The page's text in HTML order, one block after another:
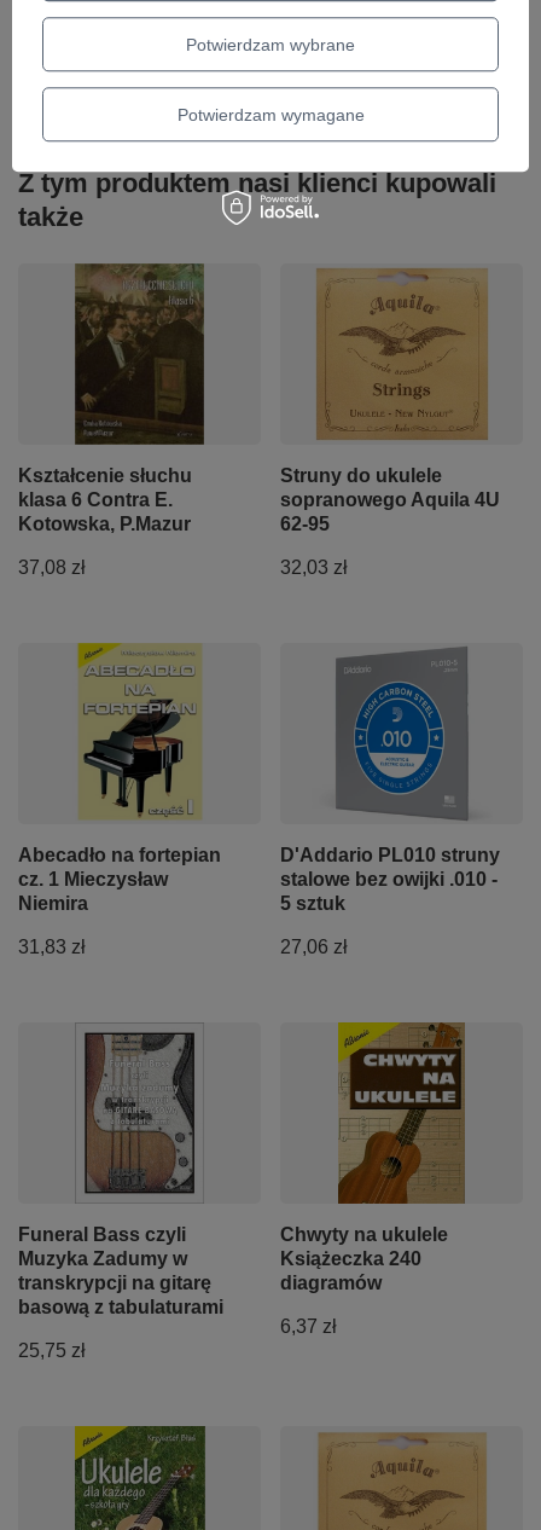
Wyślij opinię
Z tym produktem nasi klienci kupowali
także
Kształcenie słuchu
klasa 6 Contra E.
Kotowska, P.Mazur
37,08 zł
Struny do ukulele
sopranowego Aquila 4U
62-95
32,03 zł
Abecadło na fortepian
cz. 1 Mieczysław
Niemira
31,83 zł
D'Addario PL010 struny
stalowe bez owijki .010 -
5 sztuk
27,06 zł
Funeral Bass czyli
Muzyka Zadumy w
transkrypcji na gitarę
basową z tabulaturami
25,75 zł
Chwyty na ukulele
Książeczka 240
diagramów
6,37 zł
Potwierdzam wybrane
Potwierdzam wymagane